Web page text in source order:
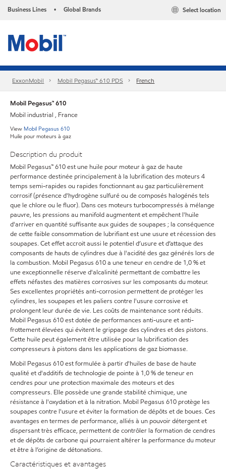
Business Lines • Global Brands Select location
ExxonMobil Mobil Pegasus™ 610 PDS French
Mobil Pegasus™ 610
Mobil industrial , France
View Mobil Pegasus 610
Huile pour moteurs à gaz
Description du produit
Mobil Pegasus™ 610 est une huile pour moteur à gaz de haute
performance destinée principalement à la lubrification des moteurs 4
temps semi-rapides ou rapides fonctionnant au gaz particulièrement
corrosif (présence d'hydrogène sulfuré ou de composés halogénés tels
que le chlore ou le fluor). Dans ces moteurs turbocompressés à mélange
pauvre, les pressions au manifold augmentent et empêchent l'huile
d'arriver en quantité suffisante aux guides de soupapes ; la conséquence
de cette faible consommation de lubrifiant est une usure et récession des
soupapes. Cet effet accroit aussi le potentiel d’usure et d’attaque des
composants de hauts de cylindres due à l'acidité des gaz générés lors de
la combustion. Mobil Pegasus 610 a une teneur en cendre de 1,0 % et
une exceptionnelle réserve d'alcalinité permettant de combattre les
effets néfastes des matières corrosives sur les composants du moteur.
Ses excellentes propriétés anti-corrosion permettent de protéger les
cylindres, les soupapes et les paliers contre l'usure corrosive et
prolongent leur durée de vie. Les coûts de maintenance sont réduits.
Mobil Pegasus 610 est dotée de performances anti-usure et anti-
frottement élevées qui évitent le grippage des cylindres et des pistons.
Cette huile peut également être utilisée pour la lubrification des
compresseurs à pistons dans les applications de gaz biomasse.
Mobil Pegasus 610 est formulée à partir d'huiles de base de haute
qualité et d'additifs de technologie de pointe à 1,0 % de teneur en
cendres pour une protection maximale des moteurs et des
compresseurs. Elle possède une grande stabilité chimique, une
résistance à l'oxydation et à la nitration. Mobil Pegasus 610 protège les
soupapes contre l'usure et éviter la formation de dépôts et de boues. Ces
avantages en termes de performance, alliés à un pouvoir détergent et
dispersant très efficace, permettent de contrôler la formation de cendres
et de dépôts de carbone qui pourraient altérer la performance du moteur
et être à l’origine de détonations.
Caractéristiques et avantages